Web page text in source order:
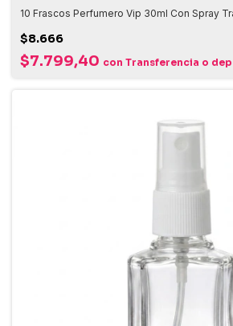
10 Frascos Perfumero Vip 30ml Con Spray
$8.666
$7.799,40 con Transferencia o